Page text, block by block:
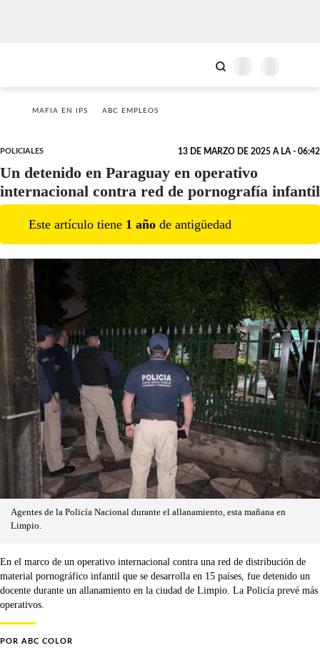
MAFIA EN IPS ABC EMPLEOS
POLICIALES 13 DE MARZO DE 2025 A LA - 06:42
Un detenido en Paraguay en operativo
internacional contra red de pornografía infantil
Este artículo tiene 1 año de antigüedad
Agentes de la Policía Nacional durante el allanamiento, esta mañana en
Limpio.
En el marco de un operativo internacional contra una red de distribución de
material pornográfico infantil que se desarrolla en 15 países, fue detenido un
docente durante un allanamiento en la ciudad de Limpio. La Policía prevé más
operativos.
POR ABC COLOR